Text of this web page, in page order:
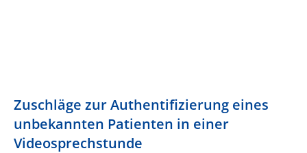
Zuschläge zur Authentifizierung eines
unbekannten Patienten in einer
Videosprechstunde